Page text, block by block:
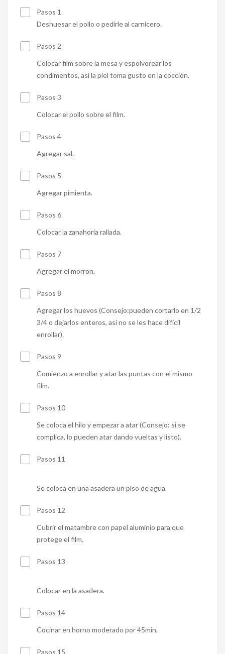
Pasos 1
Deshuesar el pollo o pedirle al carnicero.
Pasos 2
Colocar film sobre la mesa y espolvorear los
condimentos, así la piel toma gusto en la cocción.
Pasos 3
Colocar el pollo sobre el film.
Pasos 4
Agregar sal.
Pasos 5
Agregar pimienta.
Pasos 6
Colocar la zanahoria rallada.
Pasos 7
Agregar el morron.
Pasos 8
Agregar los huevos (Consejo:pueden cortarlo en 1/2
3/4 o dejarlos enteros, asi no se les hace difícil
enrollar).
Pasos 9
Comienzo a enrollar y atar las puntas con el mismo
film.
Pasos 10
Se coloca el hilo y empezar a atar (Consejo: si se
complica, lo pueden atar dando vueltas y listo).
Pasos 11
Se coloca en una asadera un piso de agua.
Pasos 12
Cubrir el matambre con papel aluminio para que
protege el film.
Pasos 13
Colocar en la asadera.
Pasos 14
Cocinar en horno moderado por 45min.
Pasos 15